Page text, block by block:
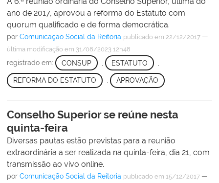
ano de 2017, aprovou a reforma do Estatuto com
quorum qualificado e de forma democrática.
por Comunicação Social da Reitoria publicado em 22/12/2017 —
última modificação em 31/08/2023 12h48
registrado em: CONSUP ESTATUTO
REFORMA DO ESTATUTO , APROVAÇÃO
Conselho Superior se reúne nesta
quinta-feira
Diversas pautas estão previstas para a reunião
extraordinária a ser realizada na quinta-feira, dia 21, com
transmissão ao vivo online.
por Comunicação Social da Reitoria publicado em 15/12/2017 —